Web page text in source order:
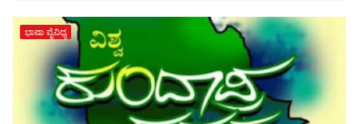
ಭಾಷಾ ವೈವಿಧ್ಯ